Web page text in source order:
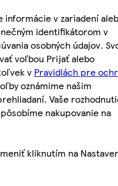
informácie v zariadení
identifikátorom v
osobných údajov.
voľbou Prijať alebo
v Pravidlách pre
oznámime našim
Vaše
nakupovanie na
kliknutím na